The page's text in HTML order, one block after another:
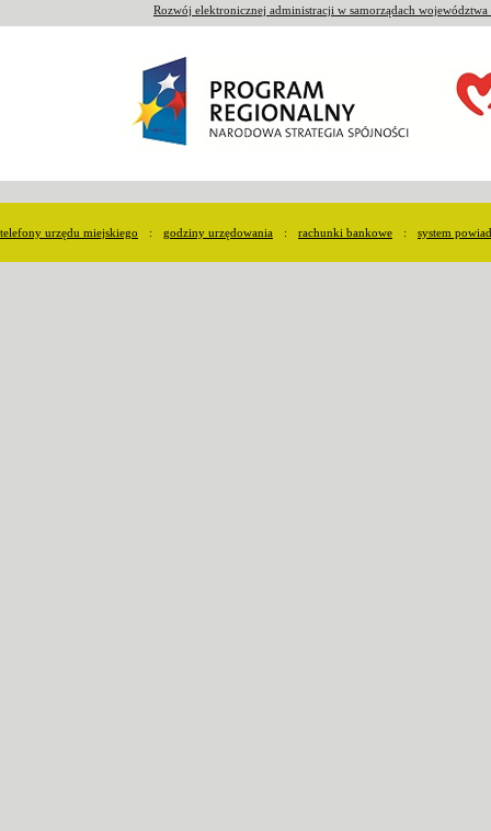
Rozwój elektronicznej administracji w samorządach
telefony urzędu miejskiego : godziny urzędowania : rachunki bankowe : system